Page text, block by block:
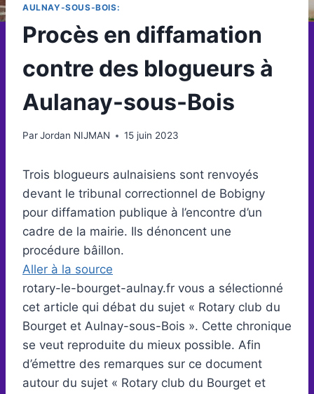
AULNAY-SOUS-BOIS:
Procès en diffamation
contre des blogueurs à
Aulanay-sous-Bois
ParJordan NIJMAN 15 juin 2023
Trois blogueurs aulnaisiens sont renvoyés
devant le tribunal correctionnel de Bobigny
pour diffamation publique à l’encontre d’un
cadre de la mairie. Ils dénoncent une
procédure bâillon.
Aller à la source
rotary-le-bourget-aulnay.fr vous a sélectionné
cet article qui débat du sujet « Rotary club du
Bourget et Aulnay-sous-Bois ». Cette chronique
se veut reproduite du mieux possible. Afin
d’émettre des remarques sur ce document
autour du sujet « Rotary club du Bourget et